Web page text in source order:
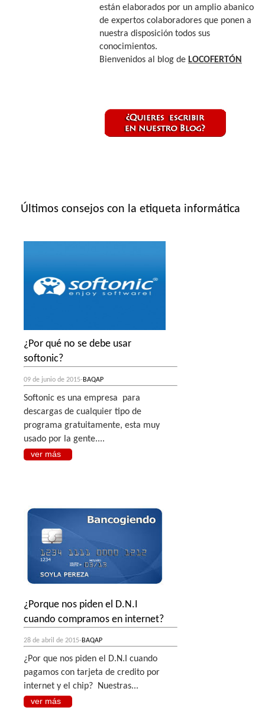
están elaborados por un amplio abanico
de expertos colaboradores que ponen a
nuestra disposición todos sus
conocimientos.
Bienvenidos al blog de LOCOFERTÓN
Últimos consejos con la etiqueta informática
¿Por qué no se debe usar
softonic?
09 de junio de 2015- BAQAP
Softonic es una empresa para
descargas de cualquier tipo de
programa gratuitamente, esta muy
usado por la gente....
ver más
¿Porque nos piden el D.N.I
cuando compramos en internet?
28 de abril de 2015- BAQAP
¿Por que nos piden el D.N.I cuando
pagamos con tarjeta de credito por
internet y el chip? Nuestras...
ver más